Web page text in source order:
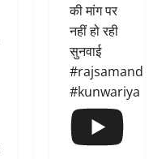
की मांग पर
नहीं हो रही
सुनवाई
#rajsamand
#kunwariya